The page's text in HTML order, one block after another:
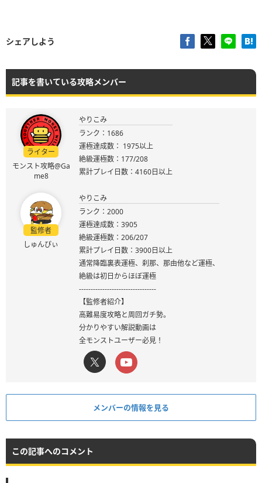
シェアしよう
記事を書いている攻略メンバー
ライター
モンスト攻略@Ga
me8
やりこみ
ランク：1686
運極達成数： 1975以上
絶級運極数：177/208
累計プレイ日数：4160日以上
監修者
しゅんぴぃ
やりこみ
ランク：2000
運極達成数：3905
絶級運極数：206/207
累計プレイ日数：3900日以上
通常降臨裏表運極、刹那、那由他など運極、
絶級は初日からほぼ運極
---------------------------------
【監修者紹介】
高難易度攻略と周回ガチ勢。
分かりやすい解説動画は
全モンストユーザー必見！
メンバーの情報を見る
この記事へのコメント